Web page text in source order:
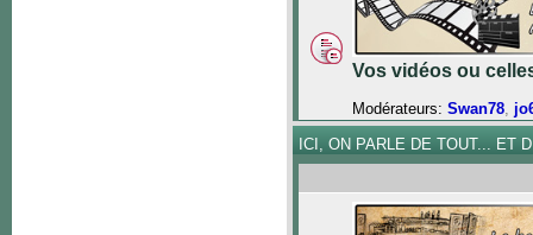
Vos vidéos ou
Modérateurs: Swan78,
ICI, ON PARLE DE TOUT... ET